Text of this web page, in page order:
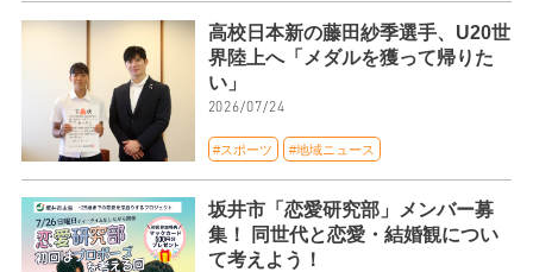
高校日本新の藤田紗季選手、U20世
界陸上へ「メダルを獲って帰りた
い」
2026/07/24
#スポーツ #地域ニュース
坂井市「恋愛研究部」メンバー募
集！ 同世代と恋愛・結婚観につい
て考えよう！